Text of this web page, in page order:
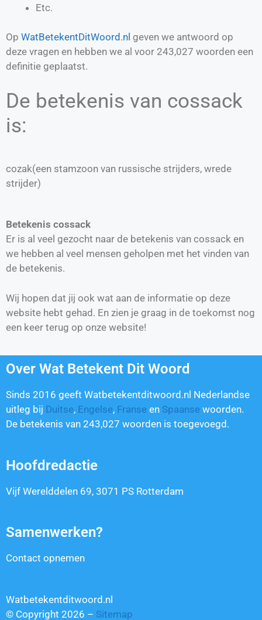
Etc.
Op WatBetekentDitWoord.nl geven we antwoord op
deze vragen en hebben we al voor 243,027 woorden een
definitie geplaatst.
De betekenis van cossack
is:
cozak(een stamzoon van russische strijders, wrede
strijder)
Betekenis cossack
Er is al veel gezocht naar de betekenis van cossack en
we hebben al veel mensen geholpen met het vinden van
de betekenis.
Wij hopen dat jij ook wat aan de informatie op deze
website hebt gehad. En zien je graag in de toekomst nog
een keer terug op onze website!
Over Wat Betekent Dit Woord
Sinds 2016 geeft Watbetekentditwoord.nl Nederlandse
uitleg bij Duitse, Engelse, Franse en Spaanse woorden.
De betekenis van 243,027 woorden is toegevoegd.
Hoofdredactie
Vijf Werelddelen 69, 3071 PS Rotterdam
Samenwerken?
Contact opnemen
Watbetekentditwoord.nl
© Copyright 2026 – Sitemap